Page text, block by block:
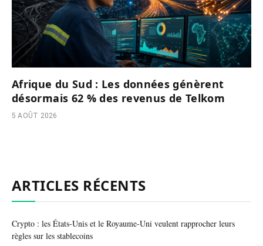
Afrique du Sud : Les données génèrent
désormais 62 % des revenus de Telkom
5 AOÛT 2026
ARTICLES RÉCENTS
Crypto : les États-Unis et le Royaume-Uni veulent rapprocher leurs
règles sur les stablecoins